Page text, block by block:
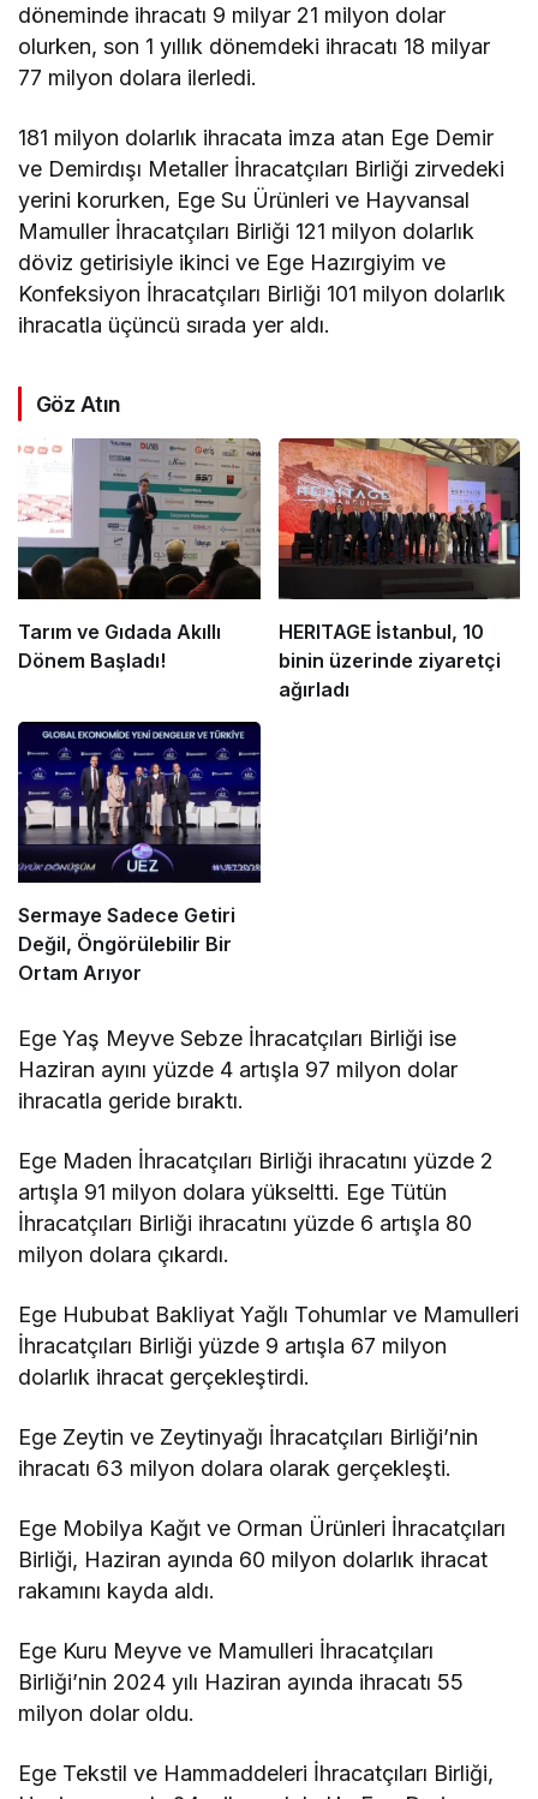
döneminde ihracatı 9 milyar 21 milyon dolar
olurken, son 1 yıllık dönemdeki ihracatı 18 milyar
77 milyon dolara ilerledi.
181 milyon dolarlık ihracata imza atan Ege Demir
ve Demirdışı Metaller İhracatçıları Birliği zirvedeki
yerini korurken, Ege Su Ürünleri ve Hayvansal
Mamuller İhracatçıları Birliği 121 milyon dolarlık
döviz getirisiyle ikinci ve Ege Hazırgiyim ve
Konfeksiyon İhracatçıları Birliği 101 milyon dolarlık
ihracatla üçüncü sırada yer aldı.
Göz Atın
Tarım ve Gıdada Akıllı
Dönem Başladı!
HERITAGE İstanbul, 10
binin üzerinde ziyaretçi
ağırladı
Sermaye Sadece Getiri
Değil, Öngörülebilir Bir
Ortam Arıyor
Ege Yaş Meyve Sebze İhracatçıları Birliği ise
Haziran ayını yüzde 4 artışla 97 milyon dolar
ihracatla geride bıraktı.
Ege Maden İhracatçıları Birliği ihracatını yüzde 2
artışla 91 milyon dolara yükseltti. Ege Tütün
İhracatçıları Birliği ihracatını yüzde 6 artışla 80
milyon dolara çıkardı.
Ege Hububat Bakliyat Yağlı Tohumlar ve Mamulleri
İhracatçıları Birliği yüzde 9 artışla 67 milyon
dolarlık ihracat gerçekleştirdi.
Ege Zeytin ve Zeytinyağı İhracatçıları Birliği’nin
ihracatı 63 milyon dolara olarak gerçekleşti.
Ege Mobilya Kağıt ve Orman Ürünleri İhracatçıları
Birliği, Haziran ayında 60 milyon dolarlık ihracat
rakamını kayda aldı.
Ege Kuru Meyve ve Mamulleri İhracatçıları
Birliği’nin 2024 yılı Haziran ayında ihracatı 55
milyon dolar oldu.
Ege Tekstil ve Hammaddeleri İhracatçıları Birliği,